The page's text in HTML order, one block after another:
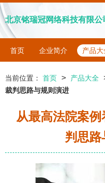
北京铭瑞冠网络科技有限公
首页 企业简介 产品大
当前位置： 首页 > 产品大全
裁判思路与规则演进
从最高法院案
判思路